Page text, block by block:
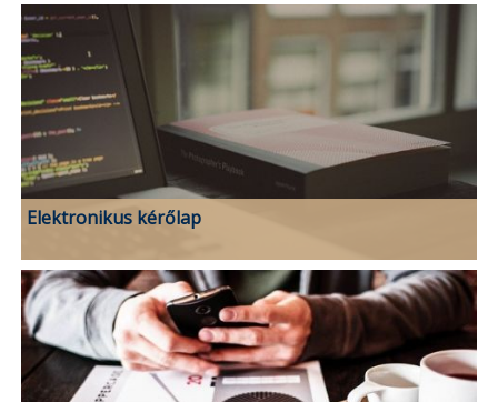
Elektronikus kérőlap